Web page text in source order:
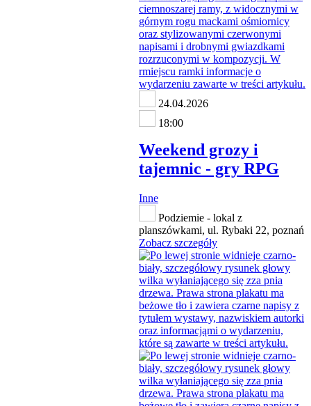
24.04.2026
18:00
Weekend grozy i
tajemnic - gry RPG
Inne
Podziemie - lokal z
planszówkami, ul. Rybaki 22, poznań
Zobacz szczegóły